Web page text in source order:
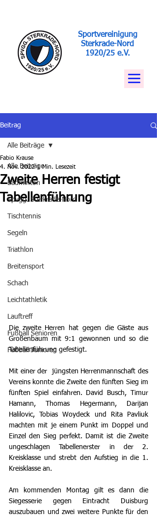
Sportvereinigung
Sterkrade-Nord
1920/25 e.V.
Beitrag
Alle Beiträge
Badminton
Spvgg. Sterkrade-Nord
Tischtennis
Segeln
Triathlon
Breitensport
Schach
Leichtathletik
Lauftreff
Fußball Senioren
Fußball Junioren
Alle Beiträge
Zweite Herren festigt
Tabellenführung
Fabio Krause
4. Nov. 2022 1 Min. Lesezeit
Die zweite Herren hat gegen die Gäste aus
Großenbaum mit 9:1 gewonnen und so die
Tabellenführung gefestigt.
Mit einer der  jüngsten Herrenmannschaft des
Vereins konnte die Zweite den fünften Sieg im
fünften Spiel einfahren. David Busch, Timur
Hamann, Thomas Hegermann, Darijan
Halilovic, Tobias Woydeck und Rita Pavliuk
machten mit je einem Punkt im Doppel und
Einzel den Sieg perfekt. Damit ist die Zweite
ungeschlagen Tabellenerster in der 2.
Kreisklasse und strebt den Aufstieg in die 1.
Kreisklasse an.
Am kommenden Montag gilt es dann die
Siegesserie gegen Eintracht Duisburg
auszubauen und zwei weitere Punkte für den